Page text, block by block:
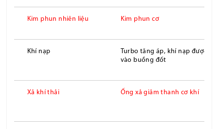
Kim phun nhiên liệu Kim phun cơ
Khí nạp
Turbo tăng áp, khí nạp được
vào buồng đốt
Xả khí thải Ống xả giảm thanh cơ khí